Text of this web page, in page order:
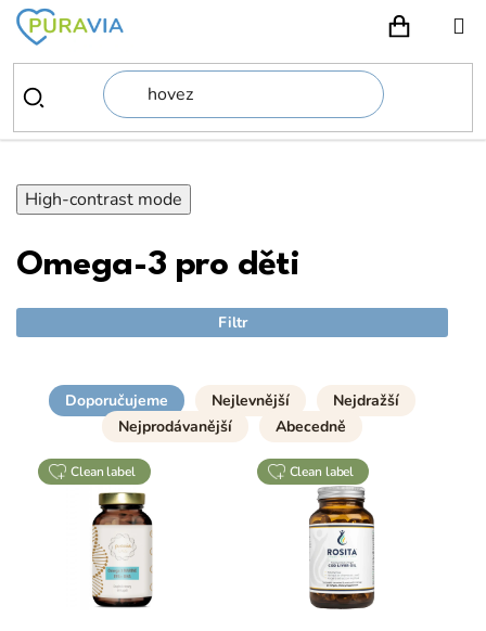
Přejít
obsah
High-contrast mode
Omega-3 pro děti
Filtr
Doporučujeme Nejlevnější
Nejdražší
Nejprodávanější
Abecedně
clean label clean label